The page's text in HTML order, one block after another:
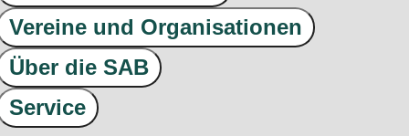
Vereine und Organisationen
Über die SAB
Service